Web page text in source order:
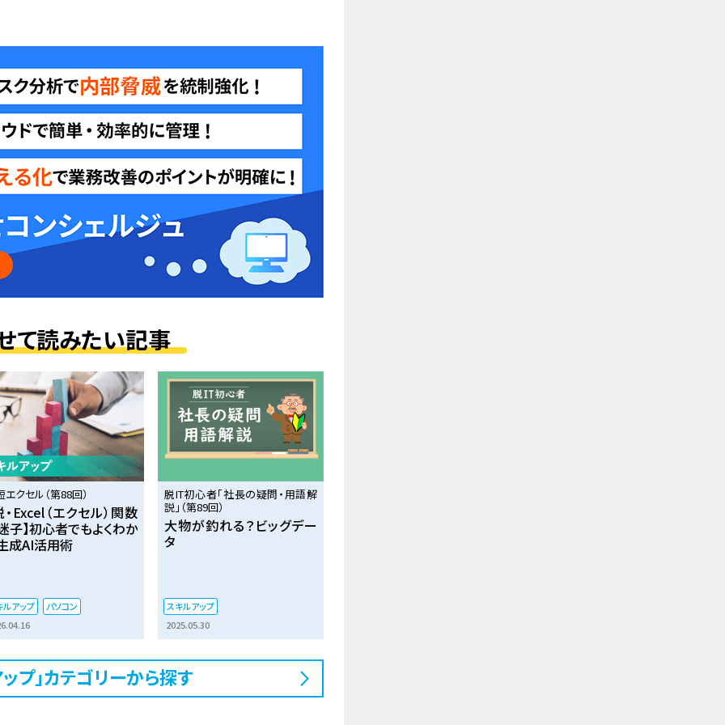
て読みたい記事
クセル（第88回）
・Excel（エクセル）関数
子】初心者でもよくわか
成AI活用術
ルアップ
パソコン
脱IT初心者「社長の疑問・用語解
説」（第89回）
大物が釣れる？ビッグデー
タ
スキルアップ
2025.05.30
プ」カテゴリーから探す